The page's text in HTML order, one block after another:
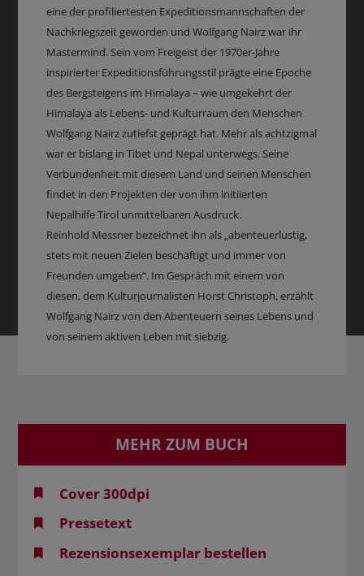
eine der profiliertesten Expeditionsmannschaften der
Nachkriegszeit geworden und Wolfgang Nairz war ihr
Mastermind. Sein vom Freigeist der 1970er-Jahre
inspirierter Expeditionsführungsstil prägte eine Epoche
des Bergsteigens im Himalaya – wie umgekehrt der
Himalaya als Lebens- und Kulturraum den Menschen
Wolfgang Nairz zutiefst geprägt hat. Mehr als achtzigmal
war er bislang in Tibet und Nepal unterwegs. Seine
Verbundenheit mit diesem Land und seinen Menschen
findet in den Projekten der von ihm initiierten
Nepalhilfe Tirol unmittelbaren Ausdruck.
Reinhold Messner bezeichnet ihn als „abenteuerlustig,
stets mit neuen Zielen beschäftigt und immer von
Freunden umgeben“. Im Gespräch mit einem von
diesen, dem Kulturjournalisten Horst Christoph, erzählt
Wolfgang Nairz von den Abenteuern seines Lebens und
von seinem aktiven Leben mit siebzig.
MEHR ZUM BUCH
Cover 300dpi
Pressetext
Rezensionsexemplar bestellen